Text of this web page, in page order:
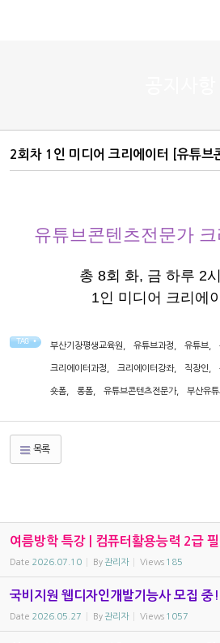
2회차 1인 미디어 크리에이터 [유튜브
유튜브콘텐츠전문가
총 8회 화, 금 하루 2
1인 미디어 크리에
TAG • 부산기장평생교육원 유튜브과정 유튜브
크리에이터과정 크리에이터강좌, 직장인
숏폼 롱폼 유튜브콘텐츠전문가, 부산유튜
목록
여름방학 특강 | 컴퓨터활용능력 2급
Date 2026.07.10 By 관리자 Views 185
국비지원 웹디자인개발기능사 모집 중!
Date 2026.05.27 By 관리자 Views 1057